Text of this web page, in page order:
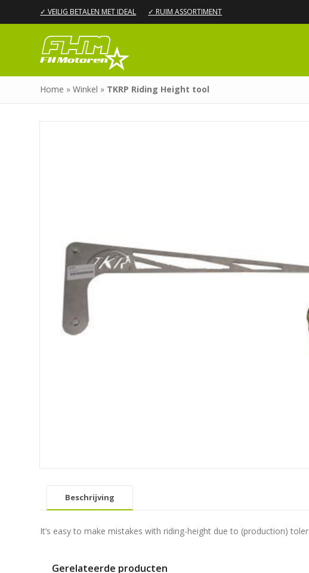
✓ VEILIG BETALEN MET IDEAL ✓ RUIM ASSORTIMENT
Home »Winkel » TKRP Riding Height tool
Beschrijving
It’s easy to make mistakes with riding-height due to (production)
Gerelateerde producten